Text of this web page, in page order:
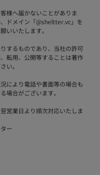
様へ届かないことがありま
ドメイン「@sheltter.vc」を
いいたします。
するものであり、当社の許可
転用、公開等することは著作
い。
により電話や書面等の場合も
場合がございます。
営業日より順次対応いたしま
ー